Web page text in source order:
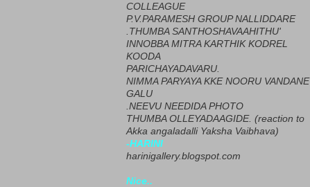
COLLEAGUE
P.V.PARAMESH GROUP NALLIDDARE
.THUMBA SANTHOSHAVAAHITHU'
INNOBBA MITRA KARTHIK KODREL
KOODA
PARICHAYADAVARU.
NIMMA PARYAYA KKE NOORU VANDANE
GALU
.NEEVU NEEDIDA PHOTO
THUMBA OLLEYADAAGIDE. (reaction to
Akka angaladalli Yaksha Vaibhava)
-HARINI
harinigallery.blogspot.com
Nice..